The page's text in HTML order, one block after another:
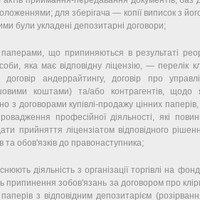
для зберігача — копії виписок з його
були укладені депозитарні договори;
що припиняються в результаті
яка має відповідну ліцензію, — перелік
договір андеррайтингу, договір про
коштами) та/або контрагентів, щодо
з договорами купівлі-продажу цінних паперів,
професійної діяльності, які
прийняття ліцензіатом відповідного
обов'язків до правонаступника;
діяльність з організації торгівлі на
припинення зобов'язань за договором про
з відповідним депозитарієм